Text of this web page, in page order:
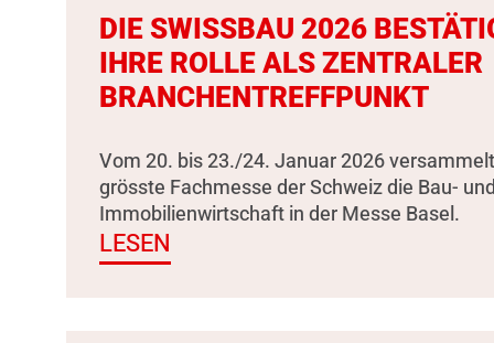
DIE SWISSBAU 2026
IHRE ROLLE ALS ZENTRALER
BRANCHENTREFFPUNKT
Vom 20. bis 23./24. Januar 2026
grösste Fachmesse der Schweiz die Bau-
Immobilienwirtschaft in der Messe Basel.
LESEN